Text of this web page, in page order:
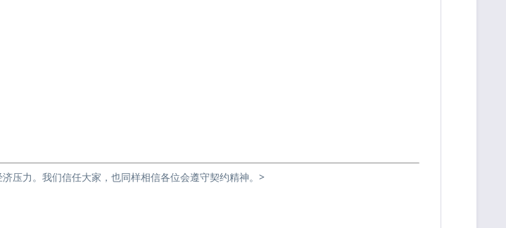
压力。我们信任大家，也同样相信各位会遵守契约精神。>